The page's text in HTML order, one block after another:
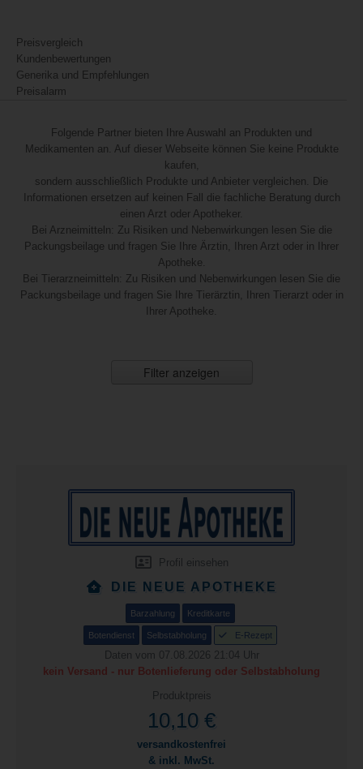
Preisvergleich
Kundenbewertungen
Generika und Empfehlungen
Preisalarm
Folgende Partner bieten Ihre Auswahl an Produkten und
Medikamenten an. Auf dieser Webseite können Sie keine Produkte
kaufen,
sondern ausschließlich Produkte und Anbieter vergleichen. Die
Informationen ersetzen auf keinen Fall die fachliche Beratung durch
einen Arzt oder Apotheker.
Bei Arzneimitteln: Zu Risiken und Nebenwirkungen lesen Sie die
Packungsbeilage und fragen Sie Ihre Ärztin, Ihren Arzt oder in Ihrer
Apotheke.
Bei Tierarzneimitteln: Zu Risiken und Nebenwirkungen lesen Sie die
Packungsbeilage und fragen Sie Ihre Tierärztin, Ihren Tierarzt oder in
Ihrer Apotheke.
Filter anzeigen
Profil einsehen
DIE NEUE APOTHEKE
Barzahlung Kreditkarte
Botendienst Selbstabholung E-Rezept
Daten vom 07.08.2026 21:04 Uhr
kein Versand - nur Botenlieferung oder Selbstabholung
Produktpreis
10,10 €
versandkostenfrei
& inkl. MwSt.